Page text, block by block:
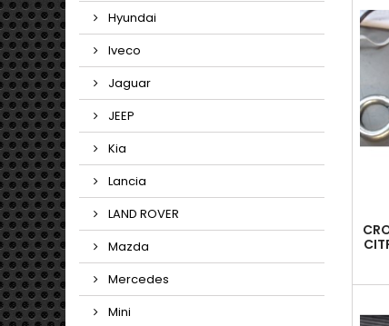
Hyundai
Iveco
Jaguar
JEEP
Kia
Lancia
LAND ROVER
Mazda
Mercedes
Mini